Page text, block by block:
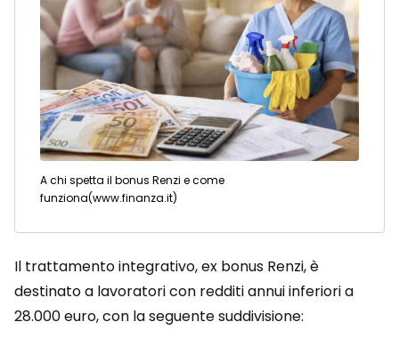
A chi spetta il bonus Renzi e come
funziona(www.finanza.it)
Il trattamento integrativo, ex bonus Renzi, è
destinato a lavoratori con redditi annui inferiori a
28.000 euro, con la seguente suddivisione: